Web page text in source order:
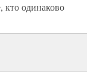
кто одинаково